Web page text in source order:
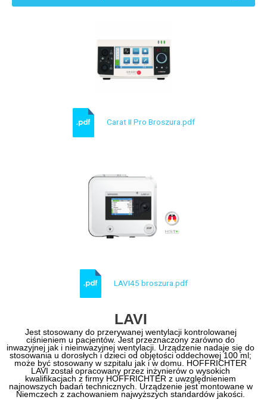
Carat II Pro Broszura.pdf
LAVI45 broszura.pdf
LAVI
Jest stosowany do przerywanej wentylacji kontrolowanej
ciśnieniem u pacjentów. Jest przeznaczony zarówno do
inwazyjnej jak i nieinwazyjnej wentylacji. Urządzenie nadaje się do
stosowania u dorosłych i dzieci od objętości oddechowej 100 ml;
może być stosowany w szpitalu jak i w domu. HOFFRICHTER
LAVI został opracowany przez inżynierów o wysokich
kwalifikacjach z firmy HOFFRICHTER z uwzględnieniem
najnowszych badań technicznych. Urządzenie jest montowane w
Niemczech z zachowaniem najwyższych standardów jakości.